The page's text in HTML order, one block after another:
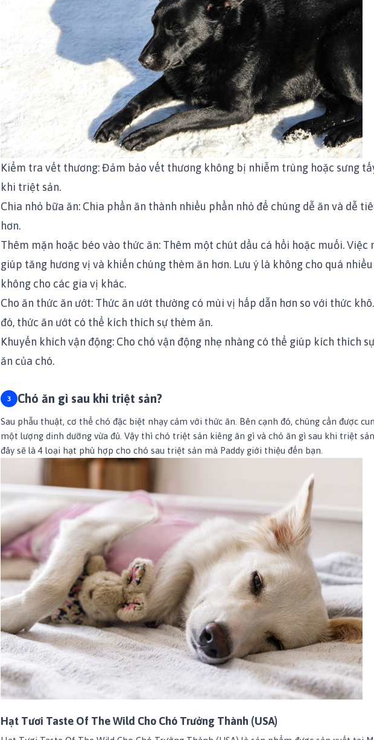
Kiểm tra vết thương: Đảm bảo vết thương không bị nhiễm trùng hoặc sưng
khi triệt sản.
Chia nhỏ bữa ăn: Chia phần ăn thành nhiều phần nhỏ để chúng dễ ăn và dễ
hơn.
Thêm mặn hoặc béo vào thức ăn: Thêm một chút dầu cá hồi hoặc muối. Việc
giúp tăng hương vị và khiến chúng thèm ăn hơn. Lưu ý là không cho quá
không cho các gia vị khác.
Cho ăn thức ăn ướt: Thức ăn ướt thường có mùi vị hấp dẫn hơn so với thức
đó, thức ăn ướt có thể kích thích sự thèm ăn.
Khuyến khích vận động: Cho chó vận động nhẹ nhàng có thể giúp kích thích
ăn của chó.
Chó ăn gì sau khi triệt sản?
Sau phẫu thuật, cơ thể chó đặc biệt nhạy cảm với thức ăn. Bên cạnh đó, chúng cần được
một lượng dinh dưỡng vừa đủ. Vậy thì chó triệt sản kiêng ăn gì và chó ăn gì sau khi triệt
đây sẽ là 4 loại hạt phù hợp cho chó sau triệt sản mà Paddy giới thiệu đến bạn.
Hạt Tươi Taste Of The Wild Cho Chó Trưởng Thành (USA)